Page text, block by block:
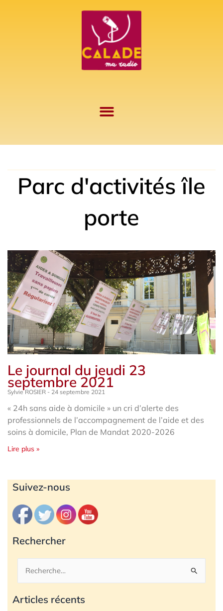
Parc d'activités île
porte
Le journal du jeudi 23
septembre 2021
Sylvie ROSIER 24 septembre 2021
« 24h sans aide à domicile » un cri d’alerte des
professionnels de l’accompagnement de l’aide et des
soins à domicile, Plan de Mandat 2020-2026
Lire plus »
Suivez-nous
Rechercher
Rechercher :
Articles récents
Archives